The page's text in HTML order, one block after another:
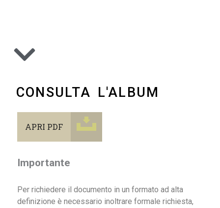
CONSULTA L'ALBUM
APRI PDF
Importante
Per richiedere il documento in un formato ad alta
definizione è necessario inoltrare formale richiesta,